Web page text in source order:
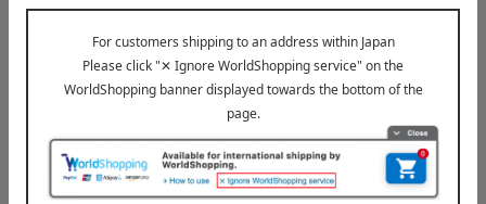
LINE公式アカウント
高島屋オンラインストアLINE公式アカウントでは百貨店ならではの
名品やお得な最新情報を配信中！
LINEの友達追加をする